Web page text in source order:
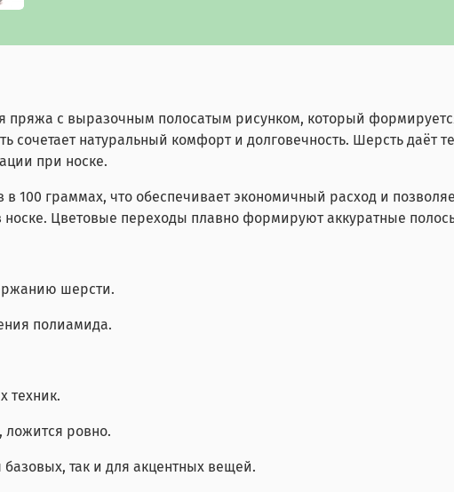
пряжа с выразочным полосатым рисунком, который
сочетает натуральный комфорт и долговечность. Шерсть даёт
при носке.
граммах, что обеспечивает экономичный расход и
Цветовые переходы плавно формируют аккуратные
шерсти.
полиамида.
техник.
ложится ровно.
так и для акцентных вещей.